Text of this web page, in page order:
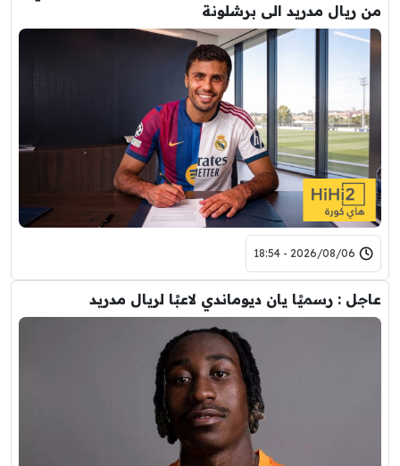
من ريال مدريد الى برشلونة
2026/08/06 - 18:54
عاجل : رسميًا يان ديوماندي لاعبًا لريال مدريد